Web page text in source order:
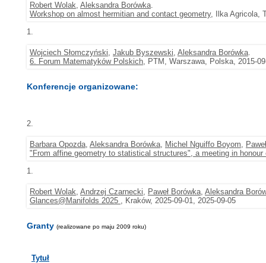
Robert Wolak, Aleksandra Borówka.
Workshop on almost hermitian and contact geometry, Ilka Agricola,
1.
Wojciech Słomczyński, Jakub Byszewski, Aleksandra Borówka.
6. Forum Matematyków Polskich, PTM, Warszawa, Polska, 2015-
Konferencje organizowane:
2.
Barbara Opozda, Aleksandra Borówka, Michel Nguiffo Boyom,
"From affine geometry to statistical structures", a meeting in honour
1.
Robert Wolak, Andrzej Czarnecki, Paweł Borówka, Aleksandra
Glances@Manifolds 2025 , Kraków, 2025-09-01, 2025-09-05
Granty (realizowane po maju 2009 roku)
Tytuł